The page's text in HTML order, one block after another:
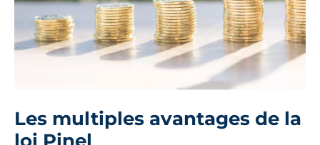
Les multiples avantages de la
loi Pinel